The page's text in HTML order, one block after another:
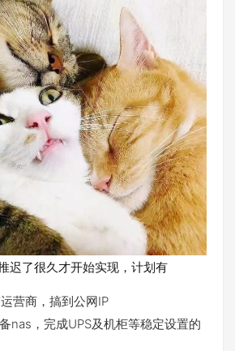
迟了很久才开始实现，计划有
营商，搞到公网IP
nas，完成UPS及机柜等稳定设置的